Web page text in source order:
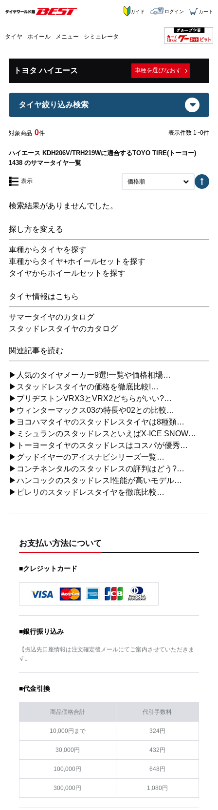
タイヤ ホイール メニュー シミュレータ
ガイド ログイン カート
トヨタ ハイエース 車種を選びなおす
タイヤ絞り込み検索
対象商品 0件 表示件数 1~0件
ハイエース KDH206V/TRH219Wに適合するTOYO TIRE(トーヨー)
1438 のサマータイヤ一覧
表示 価格順
検索結果がありませんでした。
探し方を変える
車種からタイヤを探す
車種からタイヤ+ホイールセットを探す
タイヤからホイールセットを探す
タイヤ情報はこちら
サマータイヤのカタログ
スタッドレスタイヤのカタログ
関連記事を読む
▶人気のタイヤメーカー9選!一覧や価格相場…
▶スタッドレスタイヤの価格を徹底比較!…
▶ブリヂストンVRX3とVRX2どちらがいい?…
▶ウィンターマックス03の特長や02との比較…
▶ヨコハマタイヤのスタッドレスタイヤは8種類…
▶ミシュランのスタッドレスといえばX-ICE SNOW…
▶トーヨータイヤのスタッドレスはコスパが優秀…
▶グッドイヤーのアイスナビシリーズ一覧…
▶コンチネンタルのスタッドレスの評判はどう?…
▶ハンコックのスタッドレス!性能が高いモデル…
▶ピレリのスタッドレスタイヤを徹底比較…
お支払い方法について
■クレジットカード
■銀行振り込み
【振込先口座情報は注文確定後メールにてご案内させていただきま
す。
■代金引換
商品価格合計 代引手数料
10,000円まで 324円
30,000円 432円
100,000円 648円
300,000円 1,080円